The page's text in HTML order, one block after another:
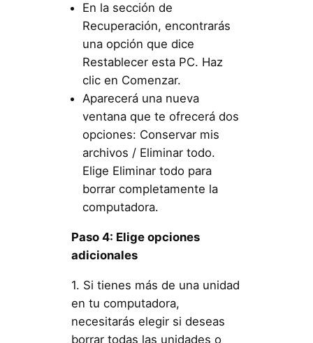
En la sección de
Recuperación, encontrarás
una opción que dice
Restablecer esta PC. Haz
clic en Comenzar.
Aparecerá una nueva
ventana que te ofrecerá dos
opciones: Conservar mis
archivos / Eliminar todo.
Elige Eliminar todo para
borrar completamente la
computadora.
Paso 4: Elige opciones
adicionales
1. Si tienes más de una unidad
en tu computadora,
necesitarás elegir si deseas
borrar todas las unidades o